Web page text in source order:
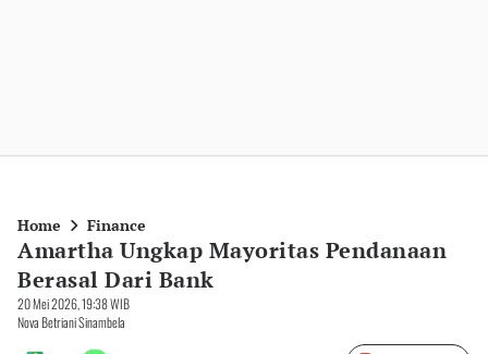
Home Finance
Amartha Ungkap Mayoritas Pendanaan
Berasal Dari Bank
20 Mei 2026, 19:38 WIB
Nova Betriani Sinambela